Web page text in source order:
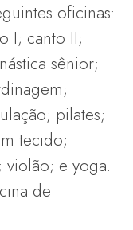
oficinas:
I; canto II;
sênior;
pilates;
tecido;
violão; e yoga.
de